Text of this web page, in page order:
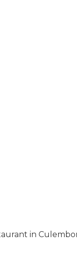
in